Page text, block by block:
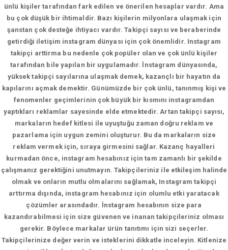
ünlü kişiler tarafından fark edilen ve önerilen hesaplar vardır. Ama
bu çok düşük bir ihtimaldir. Bazı kişilerin milyonlara ulaşmak için
şanstan çok desteğe ihtiyacı vardır. Takipçi sayısı ve beraberinde
getirdiği iletişim instagram dünyası için çok önemlidir. Instagram
takipçi arttirma bu nedenle çok popüler olan ve çok ünlü kişiler
tarafından bile yapılan bir uygulamadır. İnstagram dünyasında,
yüksek takipçi sayılarına ulaşmak demek, kazançlı bir hayatın da
kapılarını açmak demektir. Günümüzde bir çok ünlü, tanınmış kişi ve
fenomenler geçimlerinin çok büyük bir kısmını instagramdan
yaptıkları reklamlar sayesinde elde etmektedir. Artan takipçi sayısı,
markaların hedef kitlesi ile uyuştuğu zaman doğru reklam ve
pazarlama için uygun zemini oluşturur. Bu da markaların size
reklam vermek için, sıraya girmesini sağlar. Kazanç hayalleri
kurmadan önce, instagram hesabınız için tam zamanlı bir şekilde
çalışmanız gerektiğini unutmayın. Takipçileriniz ile etkileşim halinde
olmak ve onların mutlu olmalarını sağlamak, Instagram takipçi
arttırma dışında, instagram hesabınız için olumlu etki yaratacak
çözümler arasındadır. İnstagram hesabının size para
kazandırabilmesi için size güvenen ve inanan takipçileriniz olması
gerekir. Böylece markalar ürün tanıtımı için sizi seçerler.
Takipçilerinize değer verin ve isteklerini dikkatle inceleyin. Kitlenize